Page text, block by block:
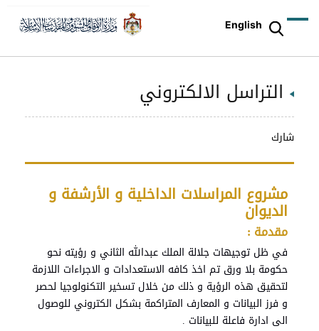
English
التراسل الالكتروني
شارك
مشروع المراسلات الداخلية و الأرشفة و
الديوان
مقدمة :
في ظل توجيهات جلالة الملك عبدالله الثاني و رؤيته نحو
حكومة بلا ورق تم اخذ كافه الاستعدادات و الاجراءات اللازمة
لتحقيق هذه الرؤية و ذلك من خلال تسخير التكنولوجيا لحصر
و فرز البيانات و المعارف المتراكمة بشكل الكتروني للوصول
الى ادارة فاعلة للبيانات .